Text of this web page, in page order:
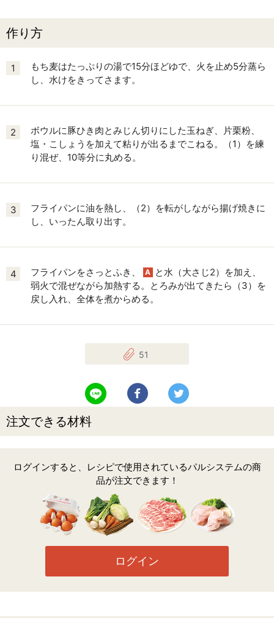
作り方
1
もち麦はたっぷりの湯で15分ほどゆで、火を止め5分蒸ら
し、水けをきってさます。
2
ボウルに豚ひき肉とみじん切りにした玉ねぎ、片栗粉、
塩・こしょうを加えて粘りが出るまでこねる。（1）を練
り混ぜ、10等分に丸める。
3
フライパンに油を熱し、（2）を転がしながら揚げ焼きに
し、いったん取り出す。
4 フライパンをさっとふき、 A と水（大さじ2）を加え、
弱火で混ぜながら加熱する。とろみが出てきたら（3）を
戻し入れ、全体を煮からめる。
51
LINEで送る Facebookでシェアする
注文できる材料
ログインすると、レシピで使用されているパルシステムの商
品が注文できます！
ログイン